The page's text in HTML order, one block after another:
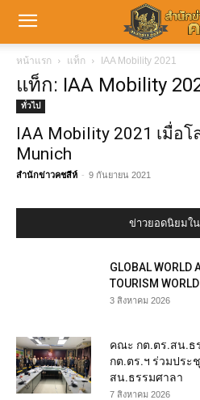
หน้าแรก แท็ก IAA Mobility 2021
แท็ก: IAA Mobility
ทั่วไป
IAA Mobility 2021 เมื่อ
Munich
สำนักข่าวคชสีห์ - 9 กันยายน 2021
ข่าวยอดนิยมใ
GLOBAL WORLD
TOURISM
3 สิงหาคม 2026
คณะ กต.ตร.สน.ธ
กต.ตร.ฯ ร่วมประ
สน.ธรรมศาลา
7 สิงหาคม 2026